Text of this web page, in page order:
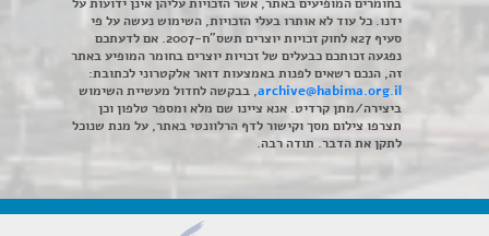
ידנו. כל עוד לא אותרו בעלי הזכויות, השימוש נעשה על פי
סעיף 27א לחוק זכויות יוצרים תשס"ח-2007. אם לדעתכם
נפגעה זכותכם כבעלים של זכויות יוצרים בחומר המופיע באתר
זה, הנכם רשאים לפנות באמצעות דואר אלקטרוני לכתובת:
archive@habima.org.il, בבקשה לחדול מעשיית השימוש
ביצירה/מתן קרדיט. אנא ציינו שם מלא ומספר טלפון וכן
תצרפו צילום מסך וקישור לדף הרלוונטי באתר, על מנת שנוכל
לתקן את הדבר. תודה רבה.